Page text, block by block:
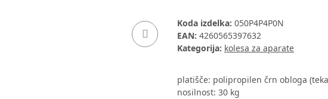
Koda izdelka: 050P4P4P0N
EAN: 4260565397632
Kategorija: kolesa za aparate
platišče: polipropilen črn obloga
nosilnost: 30 kg